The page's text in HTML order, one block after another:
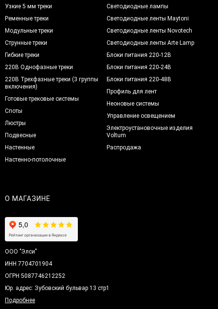
Узкие 5 мм треки
Ременные треки
Модульные треки
Струнные треки
Гибкие треки
220В Однофазные треки
220В Трехфазные треки (3 группы
включения)
Готовые трековые системы
Споты
Люстры
Подвесные
Настенные
Настенно-потолочные
Светодиодные лампы
Светодиодные ленты Maytoni
Светодиодные ленты Novotech
Светодиодные ленты Arte Lamp
Блоки питания 220-12В
Блоки питания 220-24В
Блоки питания 220-48В
Профиль для лент
Неоновые системы
Управление освещением
Электроустановочные изделия
Voltum
Распродажа
О МАГАЗИНЕ
ООО "Элси"
ИНН 7704701904
ОГРН 5087746212252
Юр. адрес: Зубовский бульвар 13 стр1
Подробнее